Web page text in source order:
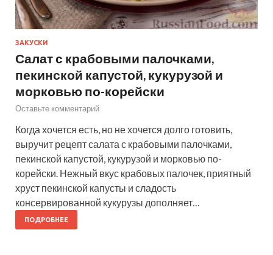
ЗАКУСКИ
Салат с крабовыми палочками,
пекинской капустой, кукурузой и
морковью по-корейски
Оставьте комментарий
Когда хочется есть, но не хочется долго готовить,
выручит рецепт салата с крабовыми палочками,
пекинской капустой, кукурузой и морковью по-
корейски. Нежный вкус крабовых палочек, приятный
хруст пекинской капусты и сладость
консервированной кукурузы дополняет…
ПОДРОБНЕЕ